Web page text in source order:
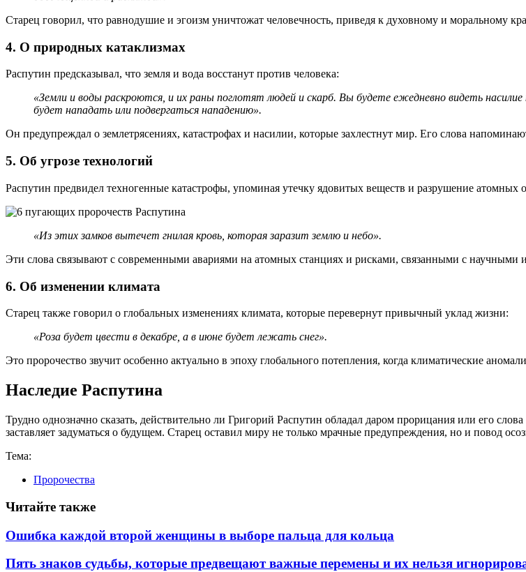
Старец говорил, что равнодушие и эгоизм уничтожат человечность, приведя к духовному и моральному
4. О природных катаклизмах
Распутин предсказывал, что земля и вода восстанут против человека:
«Земли и воды раскроются, и их раны поглотят людей и скарб. Вы будете ежедневно видеть насилие
будет нападать или подвергаться нападению».
Он предупреждал о землетрясениях, катастрофах и насилии, которые захлестнут мир. Его слова
5. Об угрозе технологий
Распутин предвидел техногенные катастрофы, упоминая утечку ядовитых веществ и разрушение атомных
«Из этих замков вытечет гнилая кровь, которая заразит землю и небо».
Эти слова связывают с современными авариями на атомных станциях и рисками, связанными с научными
6. Об изменении климата
Старец также говорил о глобальных изменениях климата, которые перевернут привычный уклад жизни:
«Роза будет цвести в декабре, а в июне будет лежать снег».
Это пророчество звучит особенно актуально в эпоху глобального потепления, когда климатические
Наследие Распутина
Трудно однозначно сказать, действительно ли Григорий Распутин обладал даром прорицания или его
заставляет задуматься о будущем. Старец оставил миру не только мрачные предупреждения, но и повод
Тема:
Пророчества
Читайте также
Ошибка каждой второй женщины в выборе пальца для кольца
Пять знаков судьбы, которые предвещают важные перемены и их нельзя